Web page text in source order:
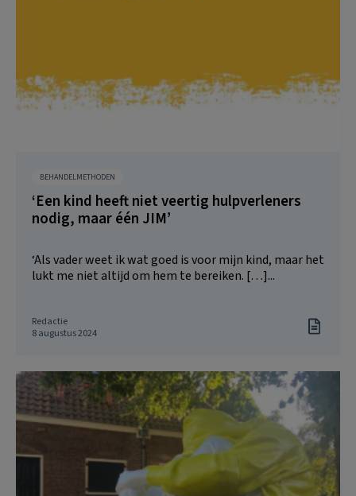
BEHANDELMETHODEN
‘Een kind heeft niet veertig hulpverleners
nodig, maar één JIM’
‘Als vader weet ik wat goed is voor mijn kind, maar het
lukt me niet altijd om hem te bereiken. […]...
Redactie
8 augustus 2024